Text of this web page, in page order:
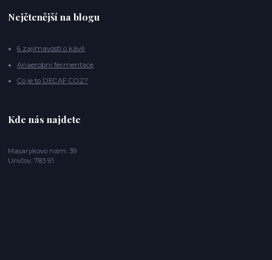
Nejčtenější na blogu
6 zajímavostí o kávě
Anaerobní fermentace
Co je to DECAF CO2?
Kde nás najdete
Masarykovo nám. 39
Uničov, 783 91